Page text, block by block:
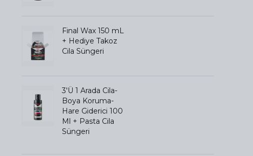
Final Wax 150 mL
+ Hediye Takoz
Cila Süngeri
3'Ü 1 Arada Cila-
Boya Koruma-
Hare Giderici 100
Ml + Pasta Cila
Süngeri